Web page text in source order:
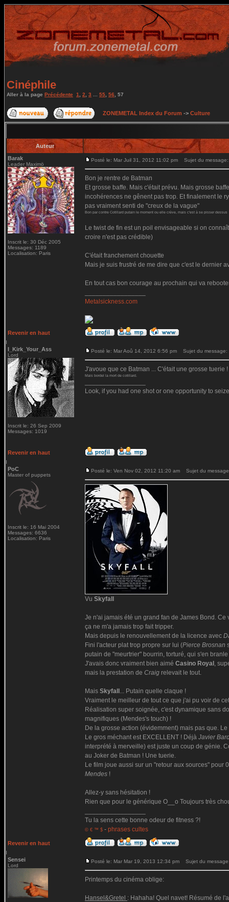
Cinéphile
Aller à la page Précédente 1 2 3 55 56 57
ZONEMETAL Index du Forum -> Culture
Auteur
Barak
Leader Maximö
Inscrit le: 30 Déc 2005
Messages: 1189
Localisation: Paris
Posté le: Mar Juil 31, 2012 11:02 pm Sujet du message:
Bon je rentre de Batman
Et grosse baffe. Mais c'était prévu. Mais grosse
incohérences ne gênent pas trop. Et finalement le
pas vraiment senti de "creux de la vague"
Bon par contre Cotillard putain le moment ou elle crève, mais c'est à se pisser dessus
Le twist de fin est un poil envisageable si on
croire n'est pas crédible)
C'était franchement chouette
Mais je suis frustré de me dire que c'est le dernier
En tout cas bon courage au prochain qui va
Metalsickness.com
Revenir en haut
I_Kirk_Your_Ass
Lord
Inscrit le: 26 Sep 2009
Messages: 1019
Posté le: Mar Aoû 14, 2012 6:56 pm Sujet du message:
J'avoue que ce Batman ... C'était une grosse tuerie !
Mais bordel la mort de cotillard.
Look, if you had one shot or one opportunity to
Revenir en haut
PoC
Master of puppets
Inscrit le: 16 Mai 2004
Messages: 6636
Localisation: Paris
Posté le: Ven Nov 02, 2012 11:20 am Sujet du
Vu Skyfall
Je n'ai jamais été un grand fan de James Bond.
ça ne m'a jamais trop fait tripper.
Mais depuis le renouvellement de la licence avec
Fini l'acteur plat trop propre sur lui (Pierce Brosnan
putain de "meurtrier" bourrin, torturé, qui s'en
J'avais donc vraiment bien aimé Casino Royal ,
mais la prestation de Craig relevait le tout.
Mais Skyfall ... Putain quelle claque !
Vraiment le meilleur de tout ce que j'ai pu voir de
Réalisation super soignée, c'est dynamique sans
magnifiques (Mendes's touch) !
De la grosse action (évidemment) mais pas que.
Le gros méchant est EXCELLENT ! Déjà Javier
interprété à merveille) est juste un coup de génie.
au Joker de Batman ! Une tuerie.
Le film joue aussi sur un "retour aux sources"
Mendes !
Allez-y sans hésitation !
Rien que pour le générique O__o Toujours très
Tu la sens cette bonne odeur de fitness ?!
© € ™ $ - phrases cultes
Revenir en haut
Sensei
Lord
Posté le: Mar Mar 19, 2013 12:34 pm Sujet du
Printemps du cinéma oblige:
Hansel&Gretel : Hahaha! Quel navet! Résumé de